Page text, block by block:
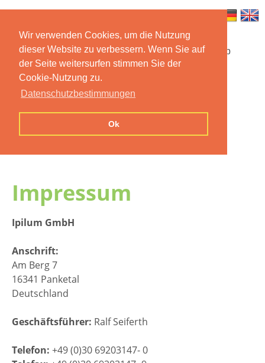
Wir verwenden Cookies, um die Nutzung
dieser Website zu verbessern. Wenn Sie auf
der Seite weitersurfen stimmen Sie der
Cookie-Nutzung zu.
Datenschutzbestimmungen
Ok
Startseite Funktionen Mobile App
Preise
Kontakt Impressum
Impressum
Ipilum GmbH
Anschrift:
Am Berg 7
16341 Panketal
Deutschland
Geschäftsführer: Ralf Seiferth
Telefon: +49 (0)30 69203147- 0